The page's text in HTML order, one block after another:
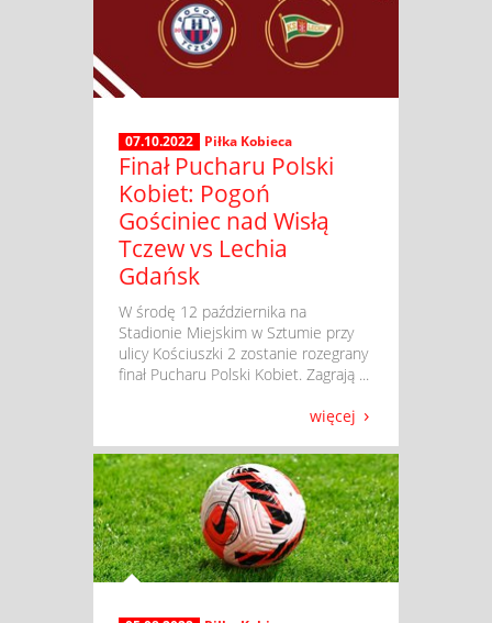
07.10.2022 Piłka Kobieca
Finał Pucharu Polski
Kobiet: Pogoń
Gościniec nad Wisłą
Tczew vs Lechia
Gdańsk
​ W środę 12 października na
Stadionie Miejskim w Sztumie przy
ulicy Kościuszki 2 zostanie rozegrany
finał Pucharu Polski Kobiet. Zagrają ...
więcej